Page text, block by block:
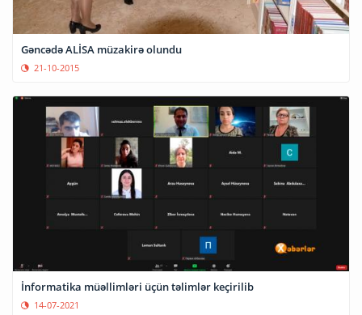
Gəncədə ALİSA müzakirə olundu
21-10-2015
İnformatika müəllimləri üçün təlimlər keçirilib
14-07-2021